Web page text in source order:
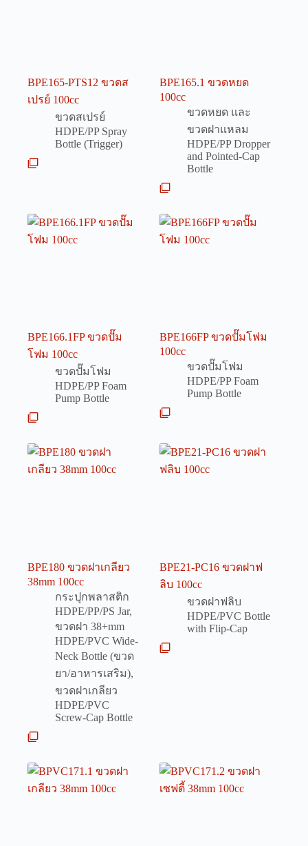
BPE165-PTS12 ขวดส
เปรย์ 100cc
ขวดสเปรย์
HDPE/PP Spray
Bottle (Trigger)
BPE165.1 ขวดหยด
100cc
ขวดหยด และ
ขวดฝาแหลม
HDPE/PP Dropper
and Pointed-Cap
Bottle
BPE166.1FP ขวดปั๊ม
โฟม 100cc
ขวดปั๊มโฟม
HDPE/PP Foam
Pump Bottle
BPE166FP ขวดปั๊มโฟม
100cc
ขวดปั๊มโฟม
HDPE/PP Foam
Pump Bottle
BPE180 ขวดฝาเกลียว
38mm 100cc
กระปุกพลาสติก
HDPE/PP/PS Jar,
ขวดฝา 38+mm
HDPE/PVC Wide-
Neck Bottle (ขวด
ยา/อาหารเสริม),
ขวดฝาเกลียว
HDPE/PVC
Screw-Cap Bottle
BPE21-PC16 ขวดฝาฟ
ลิบ 100cc
ขวดฝาฟลิบ
HDPE/PVC Bottle
with Flip-Cap